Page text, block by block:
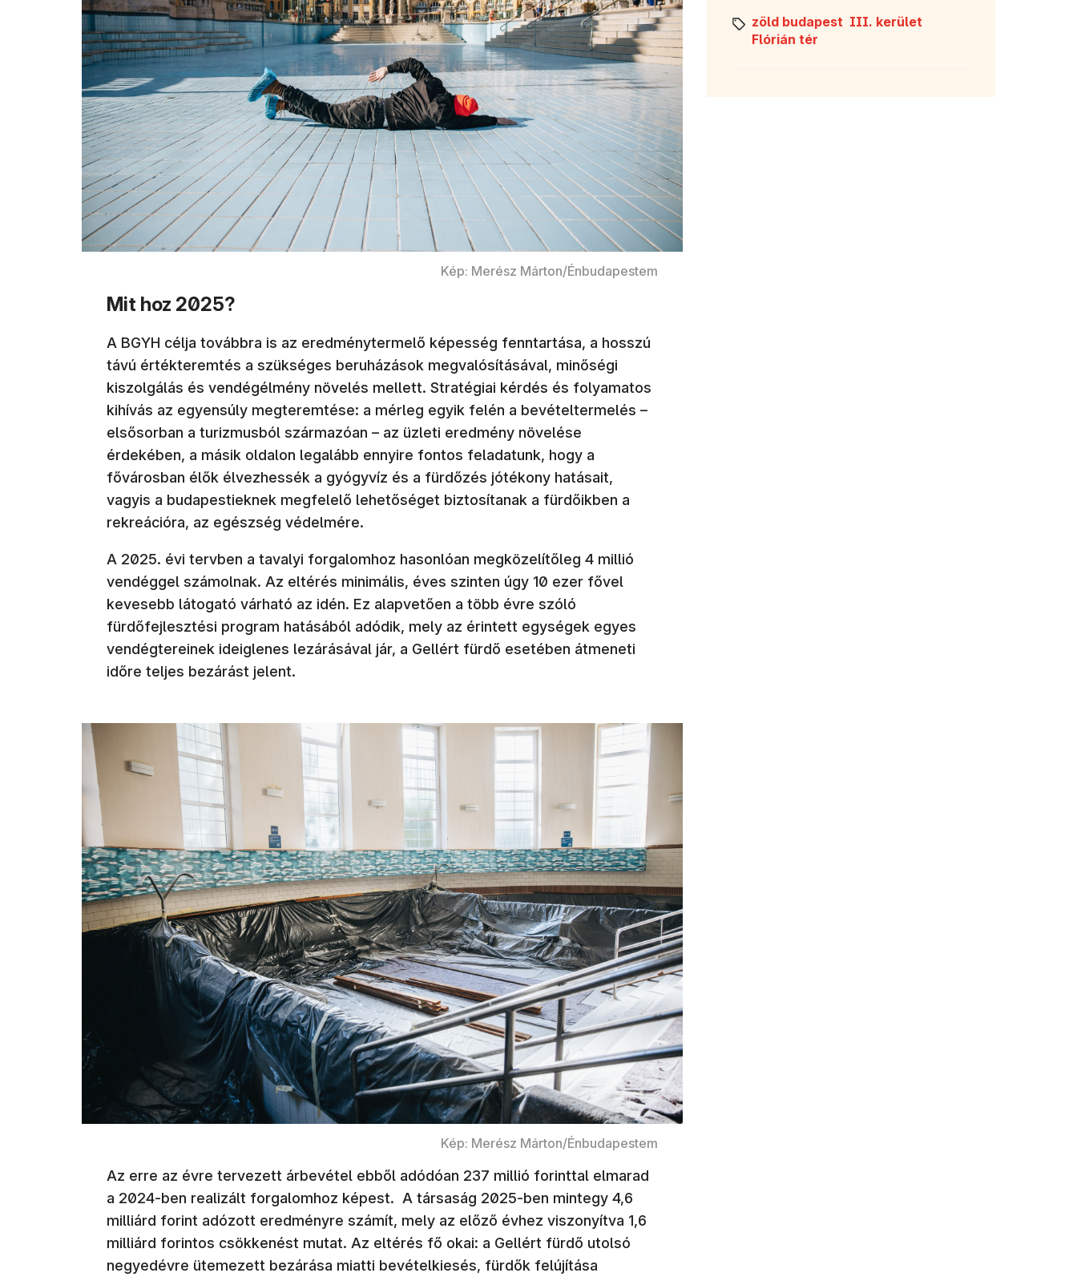
Kép: Merész Márton/Énbudapestem
Mit hoz 2025?
A BGYH célja továbbra is az eredménytermelő képesség fenntartása, a hosszú
távú értékteremtés a szükséges beruházások megvalósításával, minőségi
kiszolgálás és vendégélmény növelés mellett. Stratégiai kérdés és folyamatos
kihívás az egyensúly megteremtése: a mérleg egyik felén a bevételtermelés –
elsősorban a turizmusból származóan – az üzleti eredmény növelése
érdekében, a másik oldalon legalább ennyire fontos feladatunk, hogy a
fővárosban élők élvezhessék a gyógyvíz és a fürdőzés jótékony hatásait,
vagyis a budapestieknek megfelelő lehetőséget biztosítanak a fürdőikben a
rekreációra, az egészség védelmére.
A 2025. évi tervben a tavalyi forgalomhoz hasonlóan megközelítőleg 4 millió
vendéggel számolnak. Az eltérés minimális, éves szinten úgy 10 ezer fővel
kevesebb látogató várható az idén. Ez alapvetően a több évre szóló
fürdőfejlesztési program hatásából adódik, mely az érintett egységek egyes
vendégtereinek ideiglenes lezárásával jár, a Gellért fürdő esetében átmeneti
időre teljes bezárást jelent.
Kép: Merész Márton/Énbudapestem
Az erre az évre tervezett árbevétel ebből adódóan 237 millió forinttal elmarad
a 2024-ben realizált forgalomhoz képest. A társaság 2025-ben mintegy 4,6
milliárd forint adózott eredményre számít, mely az előző évhez viszonyítva 1,6
milliárd forintos csökkenést mutat. Az eltérés fő okai: a Gellért fürdő utolsó
negyedévre ütemezett bezárása miatti bevételkiesés, fürdők felújítása
zöld budapest III. kerület
Flórián tér